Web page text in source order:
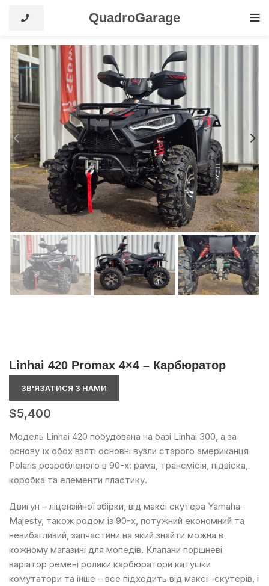
QuadroGarage
Linhai 420 Promax 4×4 – Карбюратор
ЗВ'ЯЗАТИСЯ З НАМИ
$5,400
Модель Linhai 420 побудована на базі Linhai 300, а за
основу їх обох взяті основні вузли старого американця
Polaris розробленого в 90-х: рама, трансмісія, підвіска,
коробка та елементи пластику.
Двигун – ліцензійної збірки, від максі скутера Yamaha-
Majesty, також родом із 90-х, потужний економний та
невибагливий, запчастини на який знайти можна в
кожному магазині для мопедів. Клапани поршневі
варіатор ремені ролики карбюратори катушки
комутатори та інше – все підходить від максі -скутерів, і